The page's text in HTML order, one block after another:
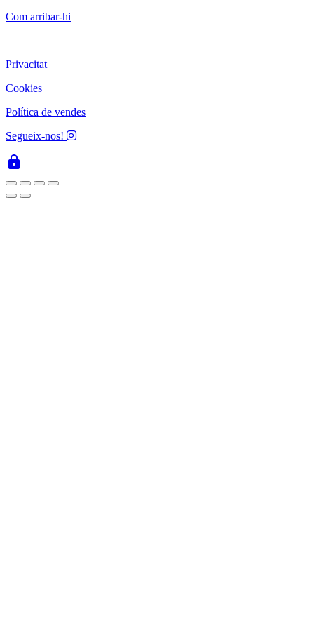
Com arribar-hi
Privacitat
Cookies
Política de vendes
Segueix-nos!
lock